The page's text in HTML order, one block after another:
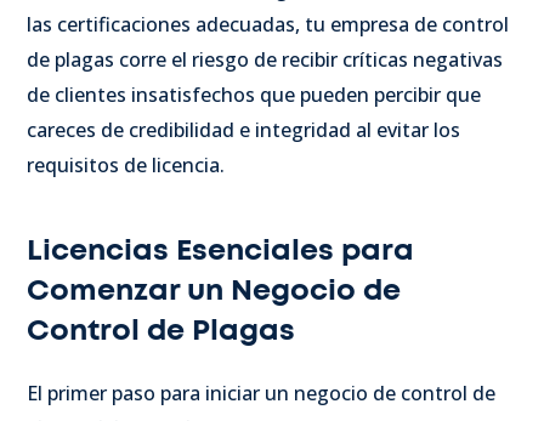
las certificaciones adecuadas, tu empresa de control
de plagas corre el riesgo de recibir críticas negativas
de clientes insatisfechos que pueden percibir que
careces de credibilidad e integridad al evitar los
requisitos de licencia.
Licencias Esenciales para
Comenzar un Negocio de
Control de Plagas
El primer paso para iniciar un negocio de control de